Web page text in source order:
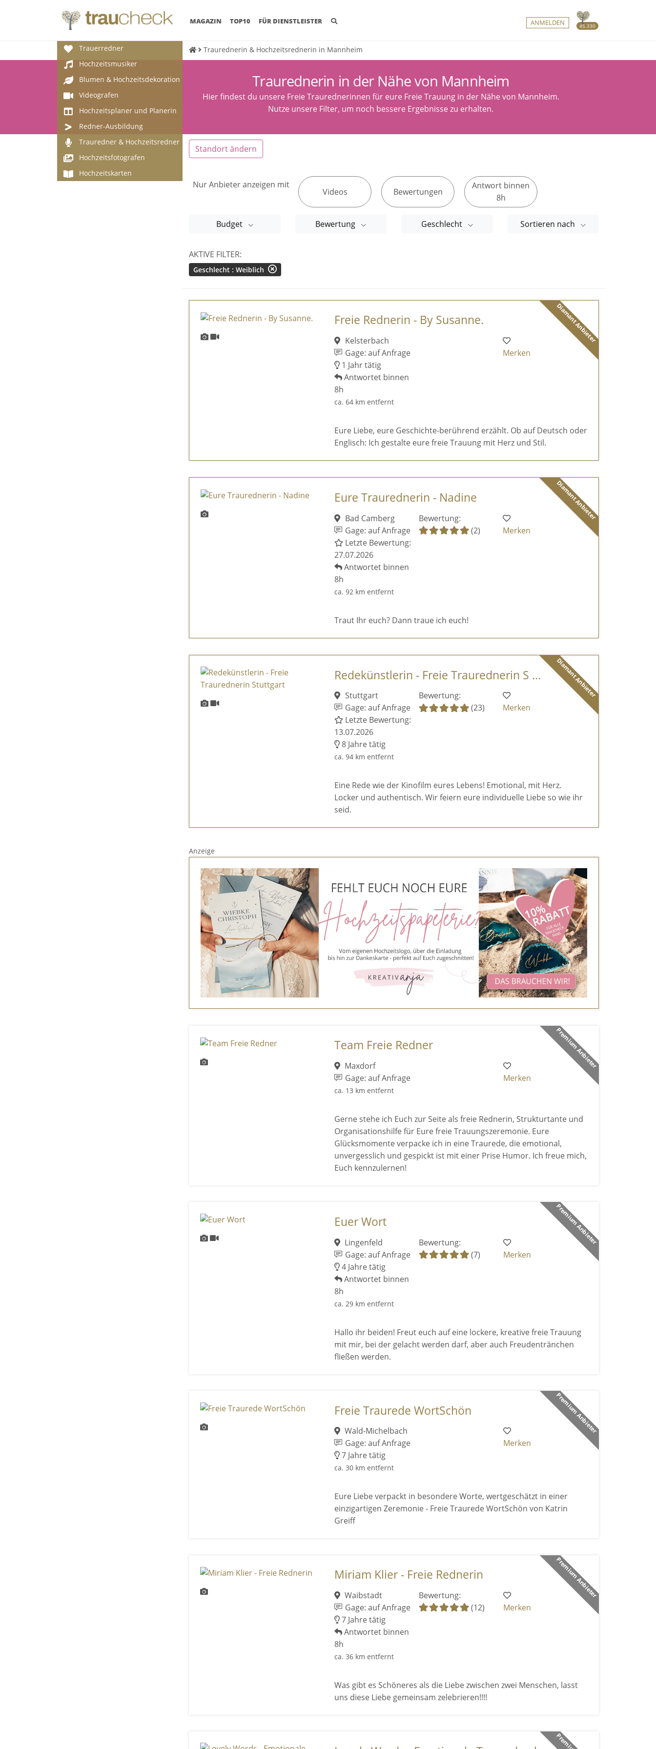
45.330
MAGAZIN (CURRENT)
TOP10 FÜR DIENSTLEISTER ANMELDEN
Trauerredner
Hochzeitsmusiker
Blumen & Hochzeitsdekoration
Videografen
Hochzeitsplaner und Planerin
Redner-Ausbildung
Trauredner & Hochzeitsredner
Hochzeitsfotografen
Hochzeitskarten
Traurednerin & Hochzeitsrednerin in Mannheim
Traurednerin in der Nähe von Mannheim
Hier findest du unsere Freie Traurednerinnen für eure Freie Trauung in der Nähe von Mannheim.
Nutze unsere Filter, um noch bessere Ergebnisse zu erhalten.
Standort ändern
Nur Anbieter anzeigen mit
Videos Bewertungen
Antwort binnen
8h
Budget Bewertung Geschlecht Sortieren nach
AKTIVE FILTER:
Geschlecht : Weiblich
Diamant Anbieter
Freie Rednerin - By Susanne.
Kelsterbach
Gage: auf Anfrage
1 Jahr tätig
Antwortet binnen
8h
ca. 64 km entfernt
Merken
Eure Liebe, eure Geschichte-berührend erzählt. Ob auf Deutsch oder
Englisch: Ich gestalte eure freie Trauung mit Herz und Stil.
Diamant Anbieter
Eure Traurednerin - Nadine
Bad Camberg
Gage: auf Anfrage
Letzte Bewertung:
27.07.2026
Antwortet binnen
8h
ca. 92 km entfernt
Bewertung:
(2)
Merken
Traut Ihr euch? Dann traue ich euch!
Diamant Anbieter
Redekünstlerin - Freie Traurednerin S ...
Stuttgart
Gage: auf Anfrage
Letzte Bewertung:
13.07.2026
8 Jahre tätig
ca. 94 km entfernt
Bewertung:
(23)
Merken
Eine Rede wie der Kinofilm eures Lebens! Emotional, mit Herz.
Locker und authentisch. Wir feiern eure individuelle Liebe so wie ihr
seid.
Anzeige
Premium Anbieter
Team Freie Redner
Maxdorf
Gage: auf Anfrage
ca. 13 km entfernt
Merken
Gerne stehe ich Euch zur Seite als freie Rednerin, Strukturtante und
Organisationshilfe für Eure freie Trauungszeremonie. Eure
Glücksmomente verpacke ich in eine Traurede, die emotional,
unvergesslich und gespickt ist mit einer Prise Humor. Ich freue mich,
Euch kennzulernen!
Premium Anbieter
Euer Wort
Lingenfeld
Gage: auf Anfrage
4 Jahre tätig
Antwortet binnen
8h
ca. 29 km entfernt
Bewertung:
(7)
Merken
Hallo ihr beiden! Freut euch auf eine lockere, kreative freie Trauung
mit mir, bei der gelacht werden darf, aber auch Freudentränchen
fließen werden.
Premium Anbieter
Freie Traurede WortSchön
Wald-Michelbach
Gage: auf Anfrage
7 Jahre tätig
ca. 30 km entfernt
Merken
Eure Liebe verpackt in besondere Worte, wertgeschätzt in einer
einzigartigen Zeremonie - Freie Traurede WortSchön von Katrin
Greiff
Premium Anbieter
Miriam Klier - Freie Rednerin
Waibstadt
Gage: auf Anfrage
7 Jahre tätig
Antwortet binnen
8h
ca. 36 km entfernt
Bewertung:
(12)
Merken
Was gibt es Schöneres als die Liebe zwischen zwei Menschen, lasst
uns diese Liebe gemeinsam zelebrieren!!!!